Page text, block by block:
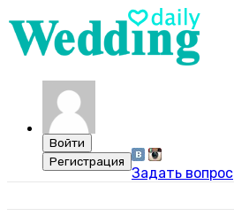
Задать вопрос